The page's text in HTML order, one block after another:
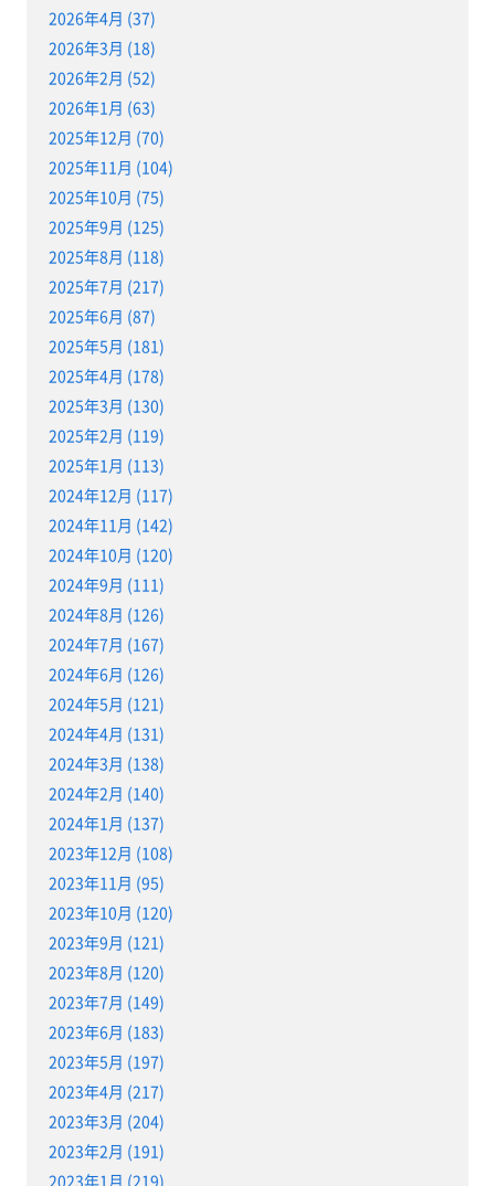
2026年4月 (37)
2026年3月 (18)
2026年2月 (52)
2026年1月 (63)
2025年12月 (70)
2025年11月 (104)
2025年10月 (75)
2025年9月 (125)
2025年8月 (118)
2025年7月 (217)
2025年6月 (87)
2025年5月 (181)
2025年4月 (178)
2025年3月 (130)
2025年2月 (119)
2025年1月 (113)
2024年12月 (117)
2024年11月 (142)
2024年10月 (120)
2024年9月 (111)
2024年8月 (126)
2024年7月 (167)
2024年6月 (126)
2024年5月 (121)
2024年4月 (131)
2024年3月 (138)
2024年2月 (140)
2024年1月 (137)
2023年12月 (108)
2023年11月 (95)
2023年10月 (120)
2023年9月 (121)
2023年8月 (120)
2023年7月 (149)
2023年6月 (183)
2023年5月 (197)
2023年4月 (217)
2023年3月 (204)
2023年2月 (191)
2023年1月 (219)